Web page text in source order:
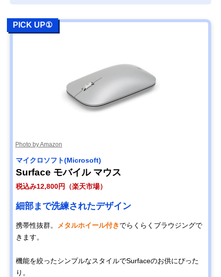
PICK UP①
Photo by Amazon
マイクロソフト(Microsoft)
Surface モバイル マウス
税込み12,800円（楽天市場）
細部まで洗練されたデザイン
携帯性抜群。 メタルホイール付きでらくらくブラウジングで
きます。
機能を絞ったシンプルなスタイルでSurfaceのお供にぴった
り。